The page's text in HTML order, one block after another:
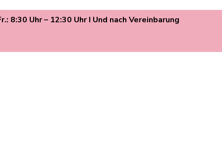
8:30 Uhr – 12:30 Uhr I Und nach Vereinbarung
Spezialisiert auf Aknebehandlung, Rosacea und erstklassige